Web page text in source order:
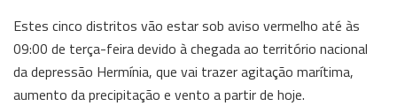
Estes cinco distritos vão estar sob aviso vermelho até às
09:00 de terça-feira devido à chegada ao território nacional
da depressão Hermínia, que vai trazer agitação marítima,
aumento da precipitação e vento a partir de hoje.